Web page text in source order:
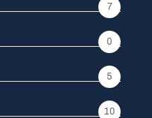
7
0
5
10